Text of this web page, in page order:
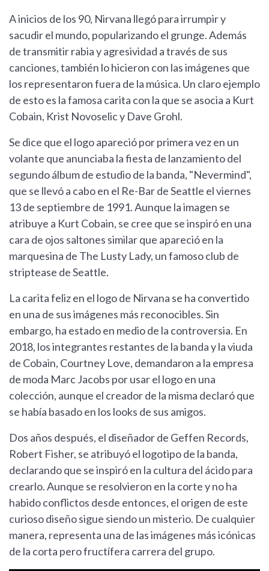
A inicios de los 90, Nirvana llegó para irrumpir y
sacudir el mundo, popularizando el grunge. Además
de transmitir rabia y agresividad a través de sus
canciones, también lo hicieron con las imágenes que
los representaron fuera de la música. Un claro ejemplo
de esto es la famosa carita con la que se asocia a Kurt
Cobain, Krist Novoselic y Dave Grohl.
Se dice que el logo apareció por primera vez en un
volante que anunciaba la fiesta de lanzamiento del
segundo álbum de estudio de la banda, "Nevermind",
que se llevó a cabo en el Re-Bar de Seattle el viernes
13 de septiembre de 1991. Aunque la imagen se
atribuye a Kurt Cobain, se cree que se inspiró en una
cara de ojos saltones similar que apareció en la
marquesina de The Lusty Lady, un famoso club de
striptease de Seattle.
La carita feliz en el logo de Nirvana se ha convertido
en una de sus imágenes más reconocibles. Sin
embargo, ha estado en medio de la controversia. En
2018, los integrantes restantes de la banda y la viuda
de Cobain, Courtney Love, demandaron a la empresa
de moda Marc Jacobs por usar el logo en una
colección, aunque el creador de la misma declaró que
se había basado en los looks de sus amigos.
Dos años después, el diseñador de Geffen Records,
Robert Fisher, se atribuyó el logotipo de la banda,
declarando que se inspiró en la cultura del ácido para
crearlo. Aunque se resolvieron en la corte y no ha
habido conflictos desde entonces, el origen de este
curioso diseño sigue siendo un misterio. De cualquier
manera, representa una de las imágenes más icónicas
de la corta pero fructífera carrera del grupo.